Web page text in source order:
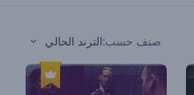
صنف حسب:الترند الحالي